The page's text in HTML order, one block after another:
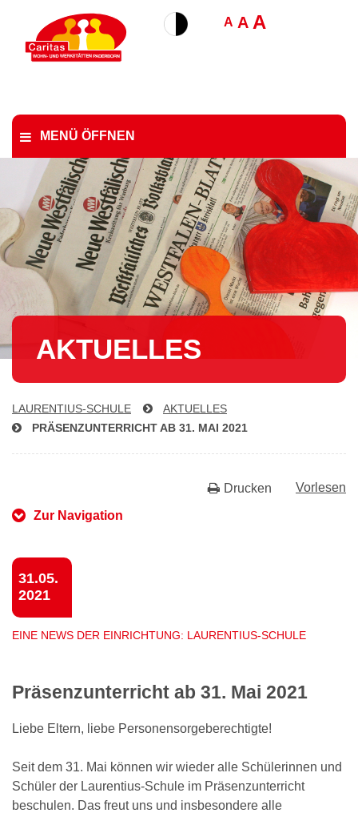
A A A
MENÜ ÖFFNEN
AKTUELLES
LAU­REN­TI­US-SCHU­LE
AKTUELLES
PRÄ­SENZ­UN­TER­RICHT AB 31. MAI 2021
Vorlesen
Drucken
Zur Navigation
31.05.
2021
EINE NEWS DER EINRICHTUNG: LAURENTIUS-SCHULE
Präsenzunterricht ab 31. Mai 2021
Liebe Eltern, liebe Personensorgeberechtigte!
Seit dem 31. Mai können wir wieder alle Schülerinnen und
Schüler der Laurentius-Schule im Präsenzunterricht
beschulen. Das freut uns und insbesondere alle